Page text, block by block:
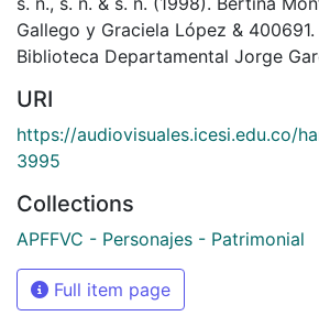
Gallego y Graciela López & 400691.
Biblioteca Departamental Jorge
URI
https://audiovisuales.icesi.edu.co/
3995
Collections
APFFVC - Personajes - Patrimonial
Full item page